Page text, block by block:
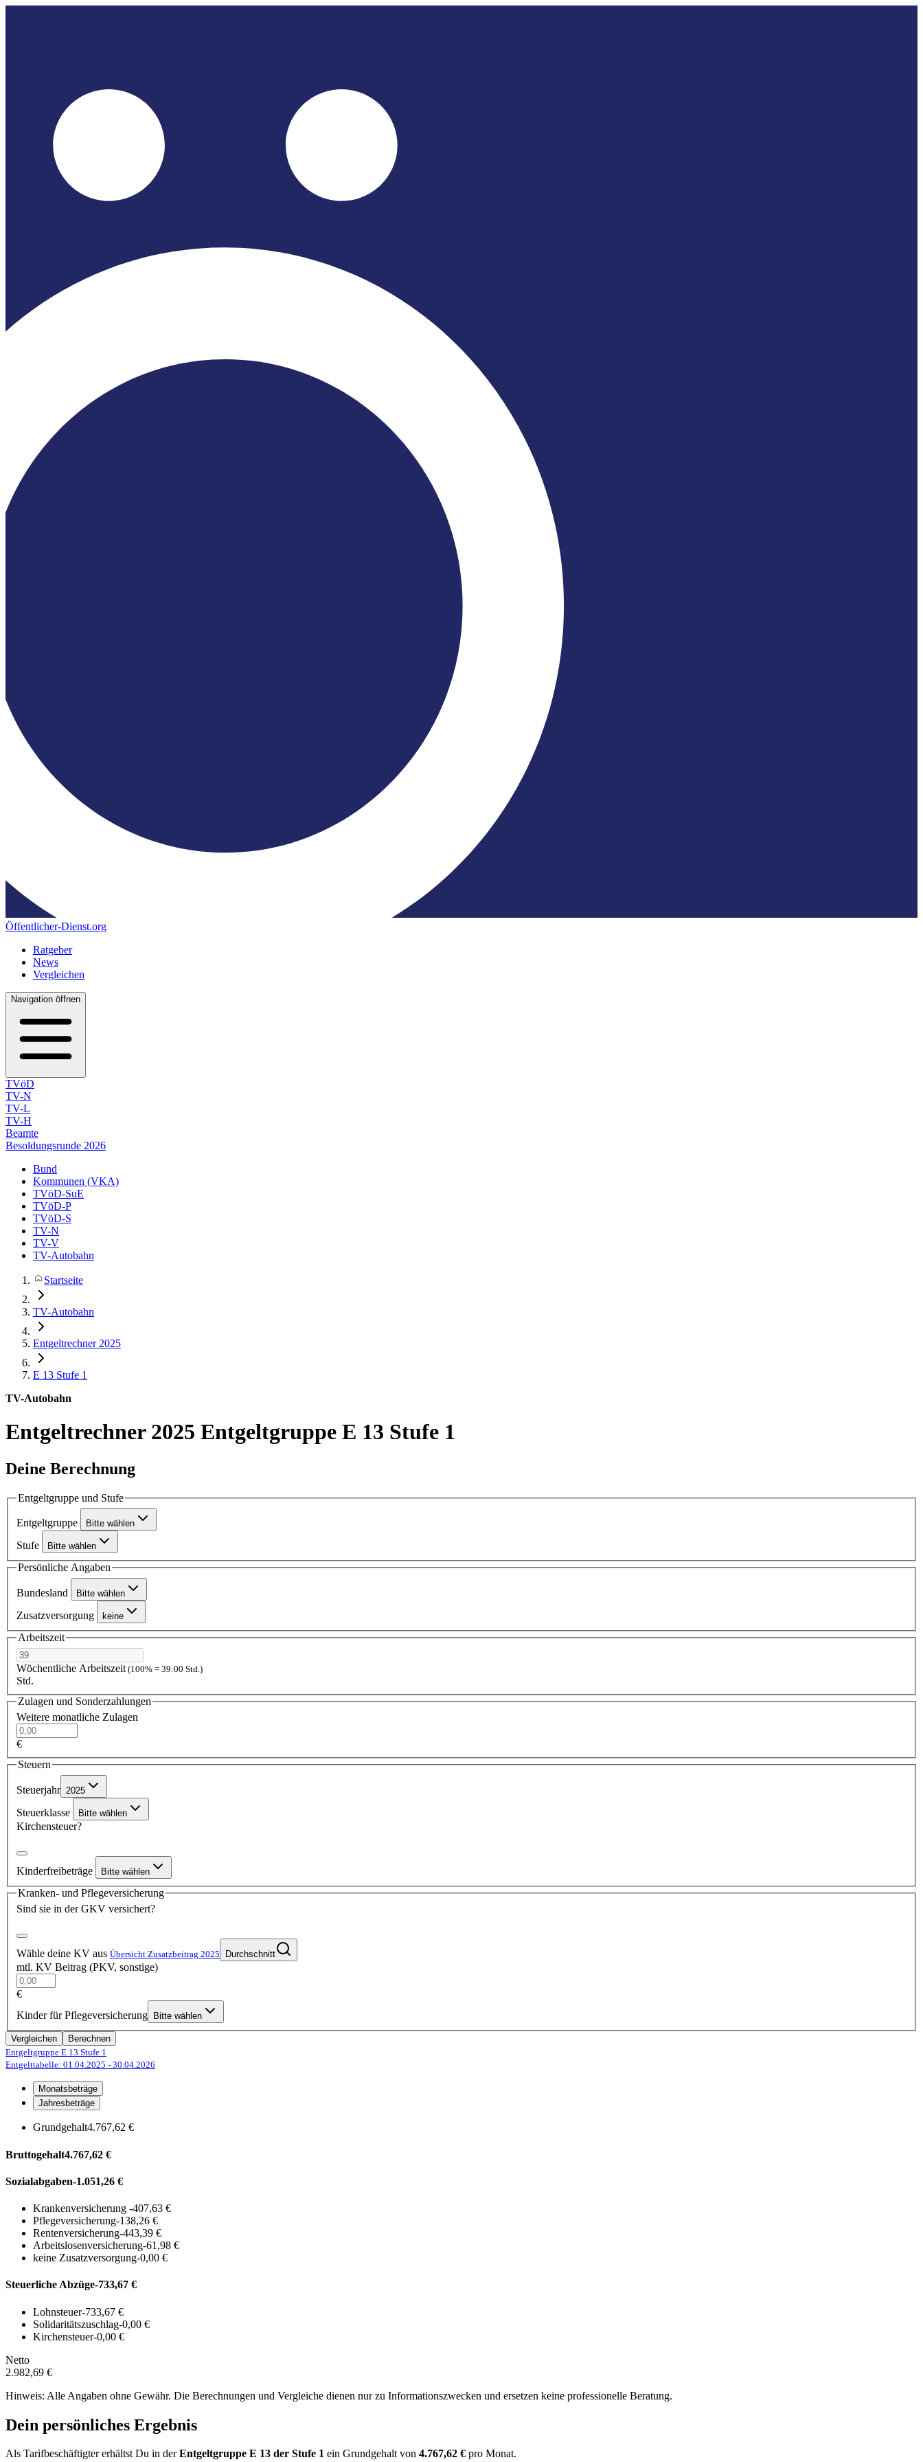
Öffentlicher-Dienst.org
Ratgeber
News
Vergleichen
Navigation öffnen
TVöD
TV-N
TV-L
TV-H
Beamte
Besoldungsrunde 2026
Bund
Kommunen (VKA)
TVöD-SuE
TVöD-P
TVöD-S
TV-N
TV-V
TV-Autobahn
Startseite
TV-Autobahn
Entgeltrechner 2025
E 13 Stufe 1
TV-Autobahn
Entgeltrechner 2025 Entgeltgruppe E 13 Stufe 1
Deine Berechnung
Entgeltgruppe und Stufe
Entgeltgruppe Bitte wählen
Stufe Bitte wählen
Persönliche Angaben
Bundesland Bitte wählen
Zusatzversorgung keine
Arbeitszeit
Wöchentliche Arbeitszeit (100% = 39:00 Std.)
Std.
Zulagen und Sonderzahlungen
Weitere monatliche Zulagen
€
Steuern
Steuerjahr 2025
Steuerklasse Bitte wählen
Kirchensteuer?
Kinderfreibeträge Bitte wählen
Kranken- und Pflegeversicherung
Sind sie in der GKV versichert?
Wähle deine KV aus Übersicht Zusatzbeitrag 2025 Durchschnitt
mtl. KV Beitrag (PKV, sonstige)
€
Kinder für Pflegeversicherung
Bitte wählen
Vergleichen
Berechnen
Entgeltgruppe E 13 Stufe 1
Entgelttabelle: 01.04.2025 - 30.04.2026
Monatsbeträge
Jahresbeträge
Grundgehalt4.767,62 €
Bruttogehalt4.767,62 €
Sozialabgaben-1.051,26 €
Krankenversicherung -407,63 €
Pflegeversicherung-138,26 €
Rentenversicherung-443,39 €
Arbeitslosenversicherung-61,98 €
keine Zusatzversorgung-0,00 €
Steuerliche Abzüge-733,67 €
Lohnsteuer-733,67 €
Solidaritätszuschlag-0,00 €
Kirchensteuer-0,00 €
Netto
2.982,69 €
Hinweis: Alle Angaben ohne Gewähr. Die Berechnungen und Vergleiche dienen nur zu Informationszwecken und ersetzen keine professionelle Beratung.
Dein persönliches Ergebnis
Als Tarifbeschäftigter erhältst Du in derEntgeltgruppe E 13 der Stufe 1 ein Grundgehalt von 4.767,62 € pro Monat.